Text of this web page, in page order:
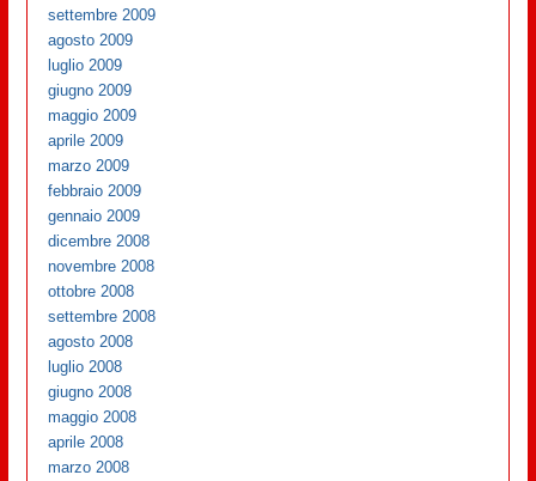
settembre 2009
agosto 2009
luglio 2009
giugno 2009
maggio 2009
aprile 2009
marzo 2009
febbraio 2009
gennaio 2009
dicembre 2008
novembre 2008
ottobre 2008
settembre 2008
agosto 2008
luglio 2008
giugno 2008
maggio 2008
aprile 2008
marzo 2008